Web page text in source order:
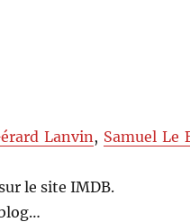
Lanvin, Samuel Le
le site IMDB.